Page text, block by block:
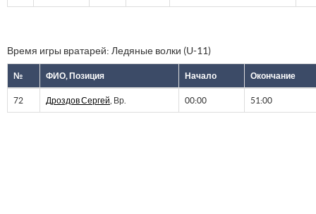
Время игры вратарей: Ледяные волки (U-11)
№ ФИО, Позиция Начало Окончание
72 Дроздов Сергей , Вр. 00:00 51:00